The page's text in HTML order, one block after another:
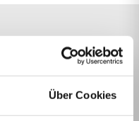
Über Cookies
von